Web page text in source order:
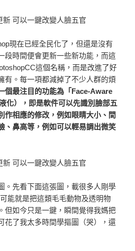
現在已經全民化了，但還是沒有
段時間便會更新一些新功能，而這
這個名稱，而是改進了好
有。每一項都減掉了不少人群的煩
個最注目的功能為「Face-Aware
化），即是軟件可以先識別臉部五
作相應的修改，例如眼睛大小、間
、鼻高等，例如可以輕易調出微笑
。先看下面這張圖，載很多人剛學
能就是把這類毛毛動物及透明物
但如今只是一鍵，瞬間覺得我媽把
花了我太多時間學摳圖（哭），還